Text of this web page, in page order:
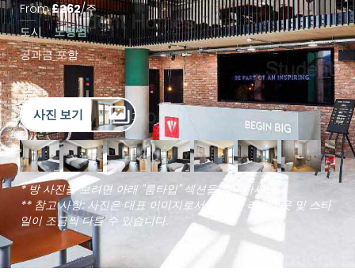
From£262/주
도시
노팅엄
공과금 포함
사진 보기
* 방 사진을 보려면 아래 "룸타입" 섹션을 확인하세요.
** 참고 사항: 사진은 대표 이미지로서 각 방은 레이아웃 및 스타
일이 조금씩 다를 수 있습니다.